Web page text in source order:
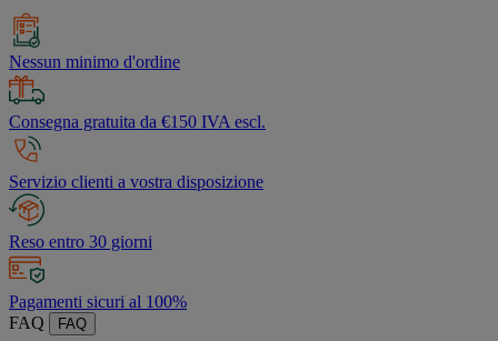
Nessun minimo d'ordine
Consegna gratuita da €150 IVA escl.
Servizio clienti a vostra disposizione
Reso entro 30 giorni
Pagamenti sicuri al 100%
FAQ
FAQ